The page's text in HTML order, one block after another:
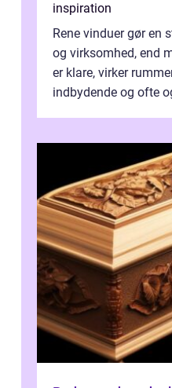
inspiration
Rene vinduer gør en
og virksomhed, end
er klare, virker
indbydende og ofte